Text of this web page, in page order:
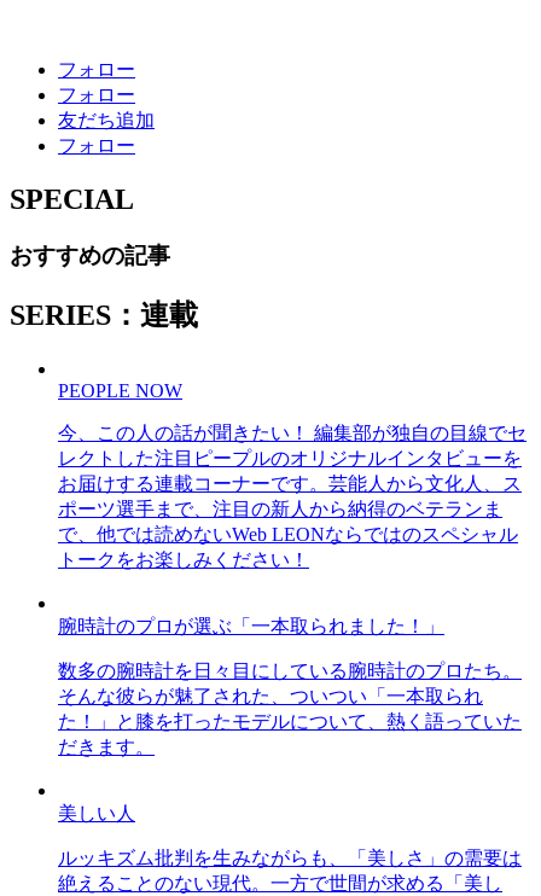
フォロー
フォロー
友だち追加
フォロー
SPECIAL
おすすめの記事
SERIES：連載
PEOPLE NOW
今、この人の話が聞きたい！ 編集部が独自の目線でセ
レクトした注目ピープルのオリジナルインタビューを
お届けする連載コーナーです。芸能人から文化人、ス
ポーツ選手まで、注目の新人から納得のベテランま
で、他では読めないWeb LEONならではのスペシャル
トークをお楽しみください！
腕時計のプロが選ぶ「一本取られました！」
数多の腕時計を日々目にしている腕時計のプロたち。
そんな彼らが魅了された、ついつい「一本取られ
た！」と膝を打ったモデルについて、熱く語っていた
だきます。
美しい人
ルッキズム批判を生みながらも、「美しさ」の需要は
絶えることのない現代。一方で世間が求める「美し